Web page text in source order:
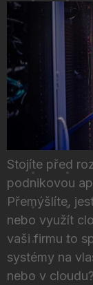
Stojíte před
podnikovou
Přemýšlíte,
nebo využít
vaši firmu to
systémy na
nebo v